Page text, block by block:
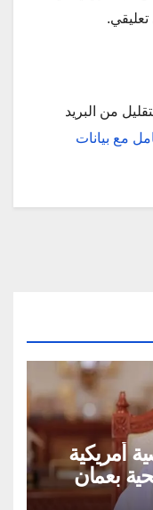
تعليقي.
من البريد
مع بيانات
أمريكية
بعمان